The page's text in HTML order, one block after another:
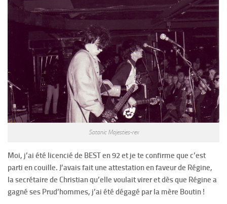
Satanic Majesties-rex
Moi, j’ai été licencié de BEST en 92 et je te confirme que c’est
parti en couille. J’avais fait une attestation en faveur de Régine,
la secrétaire de Christian qu’elle voulait virer et dès que Régine a
gagné ses Prud’hommes, j’ai été dégagé par la mère Boutin !